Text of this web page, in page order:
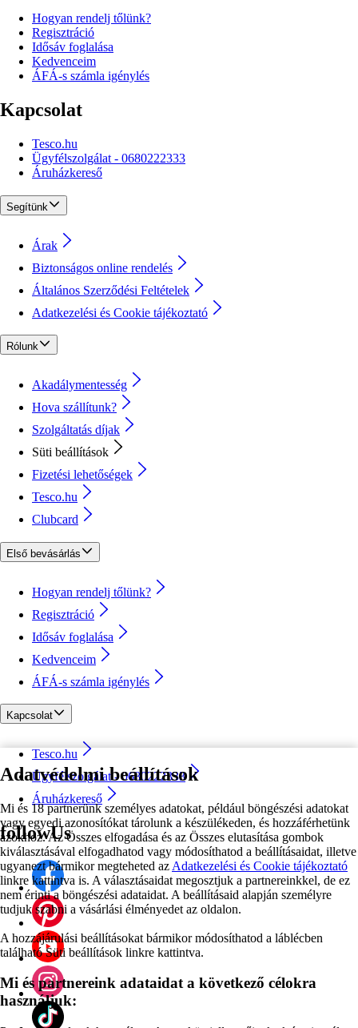
Adatvédelmi beállítások
Mi és 18 partnerünk személyes adatokat, például böngészési adatokat
vagy egyedi azonosítókat tárolunk a készülékeden, és hozzáférhetünk
azokhoz. Az Összes elfogadása és az Összes elutasítása gombok
kiválasztásával elfogadhatod vagy módosíthatod a beállításaidat, illetve
ugyanezt bármikor megteheted az Adatkezelési és Cookie tájékoztató
linkre kattintva is. A választásaidat megosztjuk a partnereinkkel, de ez
nem érinti a böngészési adataidat. A beállításaid alapján személyre
tudjuk szabni a vásárlási élményedet az oldalon.
A hozzájárulási beállításokat bármikor módosíthatod a láblécben
található Süti beállítások linkre kattintva.
Mi és partnereink adataidat a következő célokra
használjuk:
Hogyan rendelj tőlünk?
Regisztráció
Idősáv foglalása
Kedvenceim
ÁFÁ-s számla igénylés
Kapcsolat
Tesco.hu
Ügyfélszolgálat - 0680222333
Áruházkereső
Segítünk
Árak
Biztonságos online rendelés
Általános Szerződési Feltételek
Adatkezelési és Cookie tájékoztató
Rólunk
Akadálymentesség
Hova szállítunk?
Szolgáltatás díjak
Süti beállítások
Fizetési lehetőségek
Tesco.hu
Clubcard
Első bevásárlás
Hogyan rendelj tőlünk?
Regisztráció
Idősáv foglalása
Kedvenceim
ÁFÁ-s számla igénylés
Kapcsolat
Tesco.hu
Ügyfélszolgálat - 0680222333
Áruházkereső
followUs